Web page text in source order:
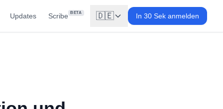
Updates Scribe BETA 🇩🇪 In 30 Sek anmelden